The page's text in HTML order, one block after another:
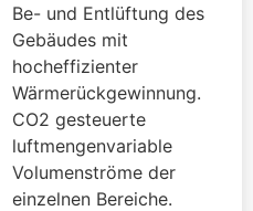
Be- und Entlüftung des
Gebäudes mit
hocheffizienter
Wärmerückgewinnung.
CO2 gesteuerte
luftmengenvariable
Volumenströme der
einzelnen Bereiche.